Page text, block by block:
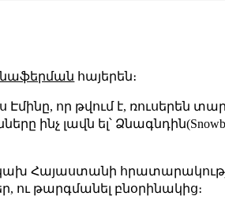
հայերեն։
Էմինը, որ թվում է, ռուսերեն
ինչ լավն ել՝
Հայաստանի
ու թարգմանել բնօրինակից։